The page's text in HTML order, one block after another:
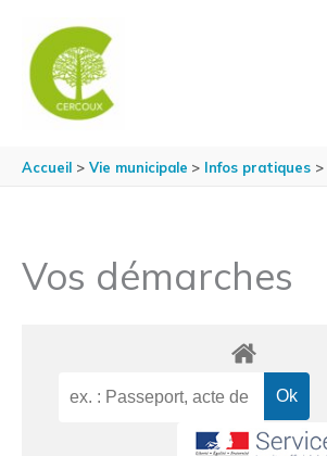
Accueil Vie municipale Infos pratiques
Vos démarches